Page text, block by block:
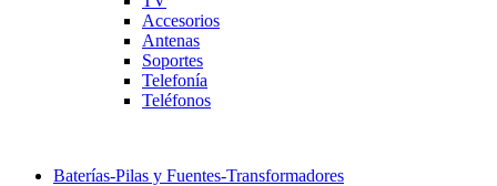
Accesorios
Antenas
Soportes
Telefonía
Teléfonos
Baterías-Pilas y Fuentes-Transformadores